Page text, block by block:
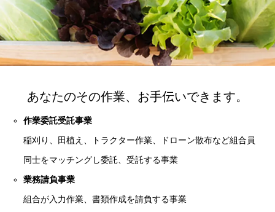
あなたのその作業、お手伝いできます。
作業委託受託事業
稲刈り、田植え、トラクター作業、ドローン散布など組合員
同士をマッチングし委託、受託する事業
業務請負事業
組合が入力作業、書類作成を請負する事業